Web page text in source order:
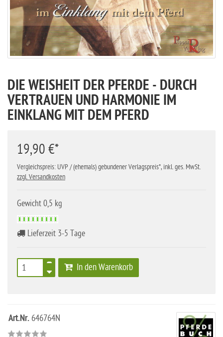
DIE WEISHEIT DER PFERDE - DURCH
VERTRAUEN UND HARMONIE IM
EINKLANG MIT DEM PFERD
19,90 €*
Vergleichspreis: UVP / (ehemals) gebundener Verlagspreis*, inkl. ges. MwSt.
zzgl. Versandkosten
Gewicht 0,5 kg
Lieferzeit 3-5 Tage
In den Warenkorb
Art.Nr. 646764N